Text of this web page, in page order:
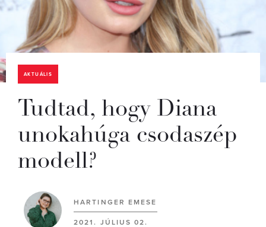
AKTUÁLIS
Tudtad, hogy Diana
unokahúga csodaszép
modell?
HARTINGER EMESE
2021. JÚLIUS 02.